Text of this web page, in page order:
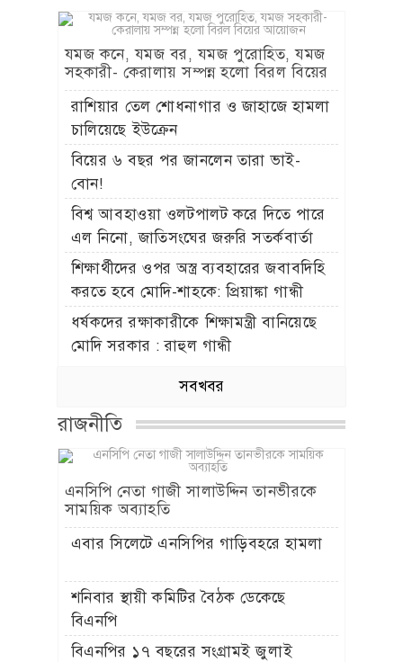
যমজ কনে, যমজ বর, যমজ পুরোহিত, যমজ
সহকারী- কেরালায় সম্পন্ন হলো বিরল বিয়ের
আয়োজন
রাশিয়ার তেল শোধনাগার ও জাহাজে হামলা
চালিয়েছে ইউক্রেন
বিয়ের ৬ বছর পর জানলেন তারা ভাই-
বোন!
বিশ্ব আবহাওয়া ওলটপালট করে দিতে পারে
এল নিনো, জাতিসংঘের জরুরি সতর্কবার্তা
শিক্ষার্থীদের ওপর অস্ত্র ব্যবহারের জবাবদিহি
করতে হবে মোদি-শাহকে: প্রিয়াঙ্কা গান্ধী
ধর্ষকদের রক্ষাকারীকে শিক্ষামন্ত্রী বানিয়েছে
মোদি সরকার : রাহুল গান্ধী
সবখবর
রাজনীতি
এনসিপি নেতা গাজী সালাউদ্দিন তানভীরকে
সাময়িক অব্যাহতি
এবার সিলেটে এনসিপির গাড়িবহরে হামলা
শনিবার স্থায়ী কমিটির বৈঠক ডেকেছে
বিএনপি
বিএনপির ১৭ বছরের সংগ্রামই জুলাই